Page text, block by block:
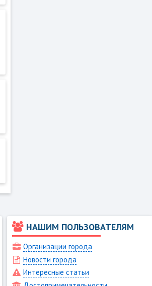
НАШИМ ПОЛЬЗОВАТЕЛЯМ
Организации города
Новости города
Интересные статьи